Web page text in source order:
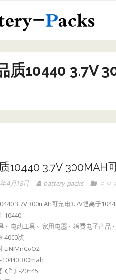
质10440 3.7V
10440 3.7V 300MAH
4月18日 battery-packs ၁၀
3.7V 300mAh可充电3.7V锂离子
10440
、电动工具、家用电器、消费电子产品
4000次
LiNiMnCoO2
10440 300mah
（℃）-20~45